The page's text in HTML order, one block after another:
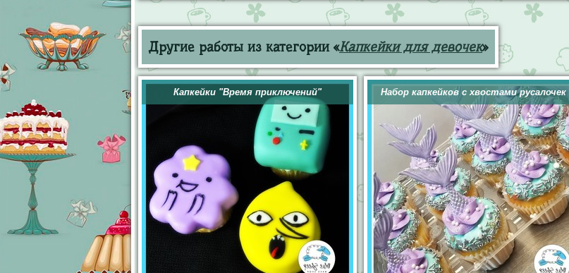
Другие работы из категории «Капкейки для девочек»
Капкейки "Время приключений" Набор капкейков с хвостами русалочек